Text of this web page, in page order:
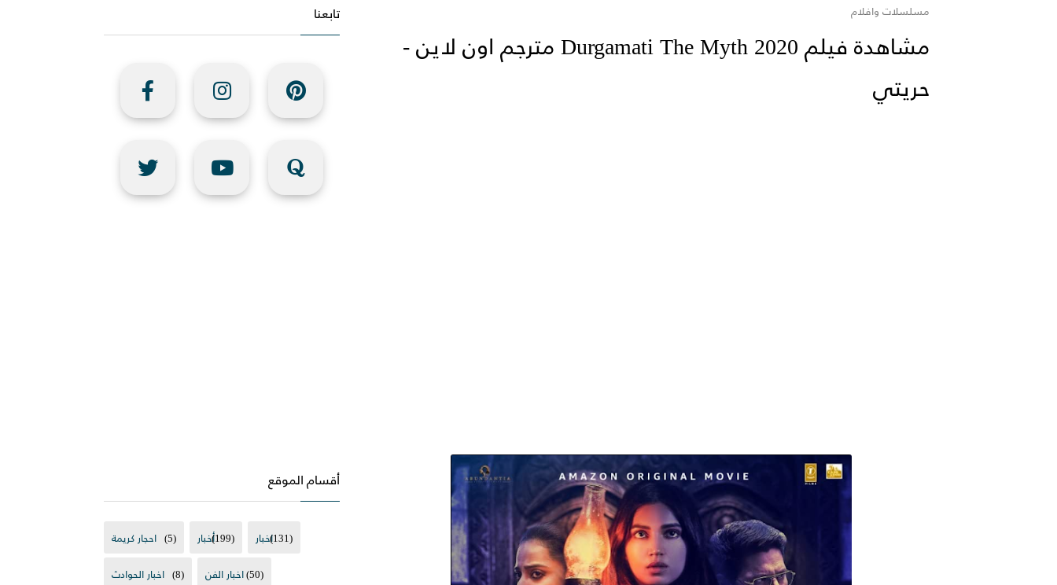
مسلسلات وافلام
مشاهدة فيلم Durgamati The Myth 2020 مترجم اون لاين -
حريتي
تابعنا
أقسام الموقع
احجار كريمة (5) أخبار(199) اخبار(131)
اخبار الحوادث (8) اخبار الفن(50)